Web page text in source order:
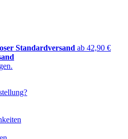
Standardversand ab 42,90 €